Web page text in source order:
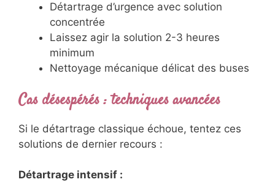
Détartrage d’urgence avec solution
concentrée
Laissez agir la solution 2-3 heures
minimum
Nettoyage mécanique délicat des buses
Cas désespérés : techniques avancées
Si le détartrage classique échoue, tentez ces
solutions de dernier recours :
Détartrage intensif :